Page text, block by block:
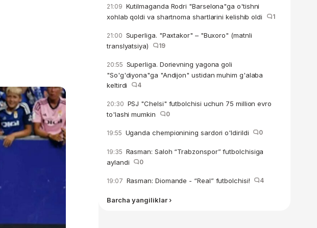
21:09 Kutilmaganda Rodri "Barselona"ga o'tishni
xohlab qoldi va shartnoma shartlarini kelishib oldi
1
21:00 Superliga. "Paxtakor" – "Buxoro" (matnli
translyatsiya)
19
20:55 Superliga. Dorievning yagona goli
"So'g'diyona"ga "Andijon" ustidan muhim g'alaba
keltirdi
4
20:30 PSJ "Chelsi" futbolchisi uchun 75 million evro
to'lashi mumkin
0
19:55 Uganda chempionining sardori o'ldirildi 0
19:35 Rasman: Saloh “Trabzonspor” futbolchisiga
aylandi
0
19:07 Rasman: Diomande - “Real” futbolchisi! 4
Barcha yangiliklar ›